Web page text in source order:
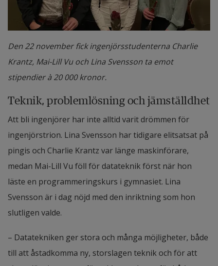
Den 22 november fick ingenjörsstudenterna Charlie
Krantz, Mai-Lill Vu och Lina Svensson ta emot
stipendier à 20 000 kronor.
Teknik, problemlösning och jämställdhet
Att bli ingenjörer har inte alltid varit drömmen för
ingenjörstrion. Lina Svensson har tidigare elitsatsat på
pingis och Charlie Krantz var länge maskinförare,
medan Mai-Lill Vu föll för datateknik först när hon
läste en programmeringskurs i gymnasiet. Lina
Svensson är i dag nöjd med den inriktning som hon
slutligen valde.
– Datatekniken ger stora och många möjligheter, både
till att åstadkomma ny, storslagen teknik och för att